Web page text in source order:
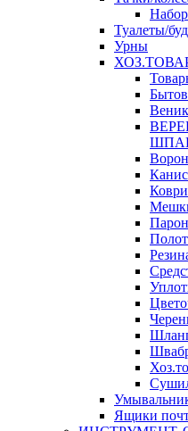
Туалеты/
Урны
Ящики